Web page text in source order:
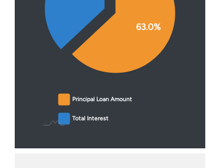
63.0%
Principal Loan Amount
Total Interest